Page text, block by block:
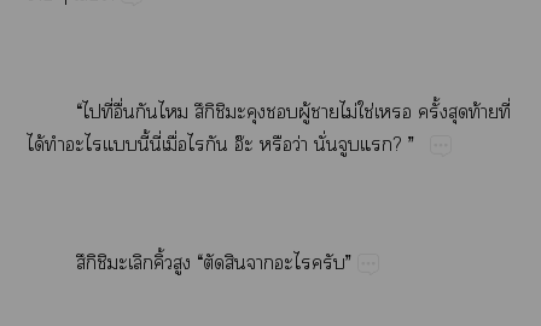
“​​ี่​ื่​​​ึิ​​​ู้​​ไม่​ใช่​​ั้​​ท้​ี่​
ได้​​​​ี้​ี่​ื่​​​อ๊​​ว่​ั่​​?​”
ึิ​​​ิ้​​“​​​​​”